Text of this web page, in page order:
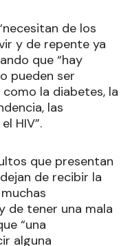
de los
y de repente ya
que “hay
pueden ser
la diabetes, la
las
HIV”.
que presentan
de recibir la
de tener una mala
“una
alguna